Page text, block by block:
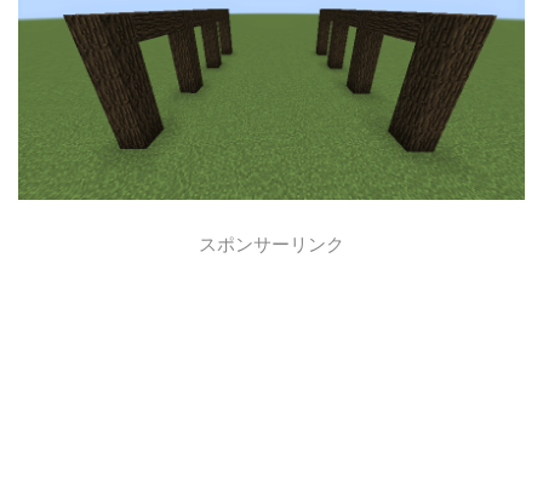
スポンサーリンク